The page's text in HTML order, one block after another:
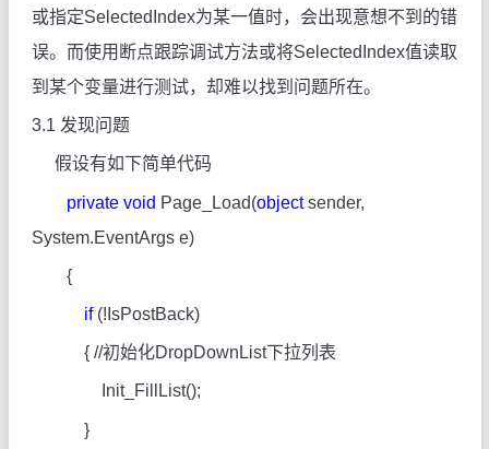
或指定SelectedIndex为某一值时，会出现意想不到的错
误。而使用断点跟踪调试方法或将SelectedIndex值读取
到某个变量进行测试，却难以找到问题所在。
3.1 发现问题
假设有如下简单代码
private void Page_Load(objectsender,
System.EventArgs e)
{
if(!IsPostBack)
{ //初始化DropDownList下拉列表
Init_FillList();
}